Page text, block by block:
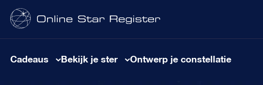
Cadeaus Bekijk je ster Ontwerp je constellatie